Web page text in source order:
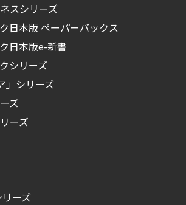
スシリーズ
日本版 ペーパーバックス
日本版e-新書
シリーズ
」シリーズ
ズ
ーズ
ーズ